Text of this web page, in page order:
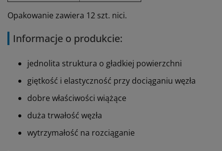
Opakowanie zawiera 12 szt. nici.
Informacje o produkcie:
jednolita struktura o gładkiej powierzchni
giętkość i elastyczność przy dociąganiu węzła
dobre właściwości wiążące
duża trwałość węzła
wytrzymałość na rozciąganie